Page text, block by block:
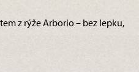
z rýže Arborio – bez lepku,